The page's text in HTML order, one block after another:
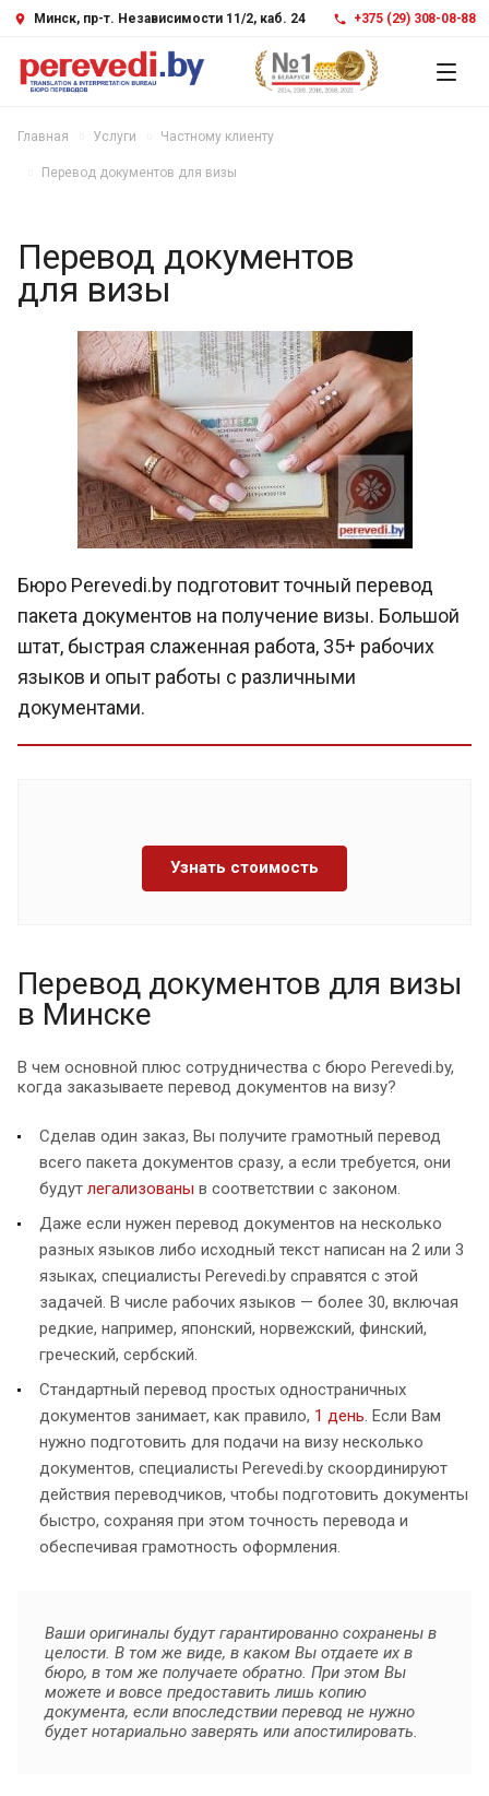
Минск, пр-т. Независимости 11/2, каб. 24 +375 (29) 308-08-88
Главная Услуги Частному клиенту
Перевод документов для визы
Перевод документов
для визы
Бюро Perevedi.by подготовит точный перевод
пакета документов на получение визы. Большой
штат, быстрая слаженная работа, 35+ рабочих
языков и опыт работы с различными
документами.
Узнать стоимость
Перевод документов для визы
в Минске
В чем основной плюс сотрудничества с бюро Perevedi.by,
когда заказываете перевод документов на визу?
Сделав один заказ, Вы получите грамотный перевод
всего пакета документов сразу, а если требуется, они
будут легализованы в соответствии с законом.
Даже если нужен перевод документов на несколько
разных языков либо исходный текст написан на 2 или 3
языках, специалисты Perevedi.by справятся с этой
задачей. В числе рабочих языков — более 30, включая
редкие, например, японский, норвежский, финский,
греческий, сербский.
Стандартный перевод простых одностраничных
документов занимает, как правило, 1 день. Если Вам
нужно подготовить для подачи на визу несколько
документов, специалисты Perevedi.by скоординируют
действия переводчиков, чтобы подготовить документы
быстро, сохраняя при этом точность перевода и
обеспечивая грамотность оформления.
Ваши оригиналы будут гарантированно сохранены в
целости. В том же виде, в каком Вы отдаете их в
бюро, в том же получаете обратно. При этом Вы
можете и вовсе предоставить лишь копию
документа, если впоследствии перевод не нужно
будет нотариально заверять или апостилировать.